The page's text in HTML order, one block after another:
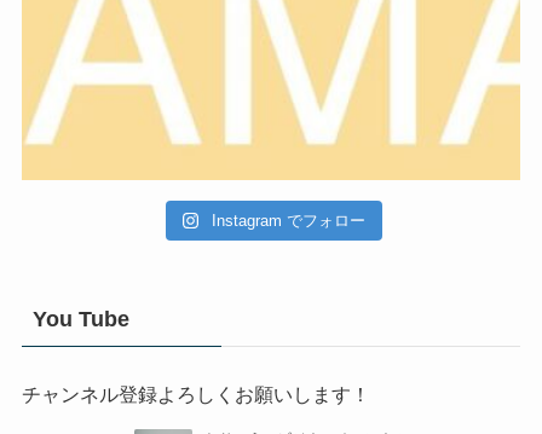
Instagram でフォロー
You Tube
チャンネル登録よろしくお願いします！